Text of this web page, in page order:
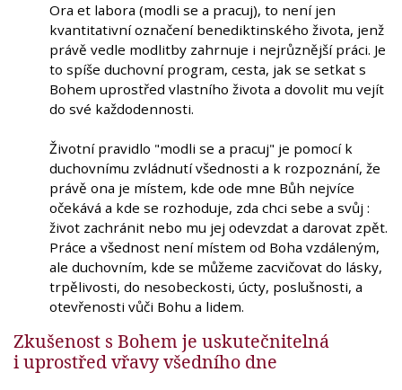
Ora et labora (modli se a pracuj), to není jen
kvantitativní označení benediktinského života, jenž
právě vedle modlitby zahrnuje i nejrůznější práci. Je
to spíše duchovní program, cesta, jak se setkat s
Bohem uprostřed vlastního života a dovolit mu vejít
do své každodennosti.
Životní pravidlo "modli se a pracuj" je pomocí k
duchovnímu zvládnutí všednosti a k rozpoznání, že
právě ona je místem, kde ode mne Bůh nejvíce
očekává a kde se rozhoduje, zda chci sebe a svůj :
život zachránit nebo mu jej odevzdat a darovat zpět.
Práce a všednost není místem od Boha vzdáleným,
ale duchovním, kde se můžeme zacvičovat do lásky,
trpělivosti, do nesobeckosti, úcty, poslušnosti, a
otevřenosti vůči Bohu a lidem.
Zkušenost s Bohem je uskutečnitelná
i uprostřed vřavy všedního dne